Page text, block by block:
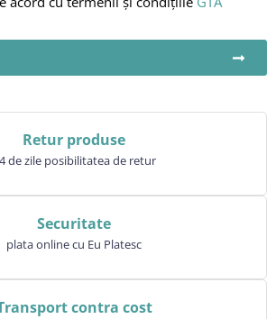
Retur produse
de zile posibilitatea de retur
Securitate
plata online cu Eu Platesc
contra cost